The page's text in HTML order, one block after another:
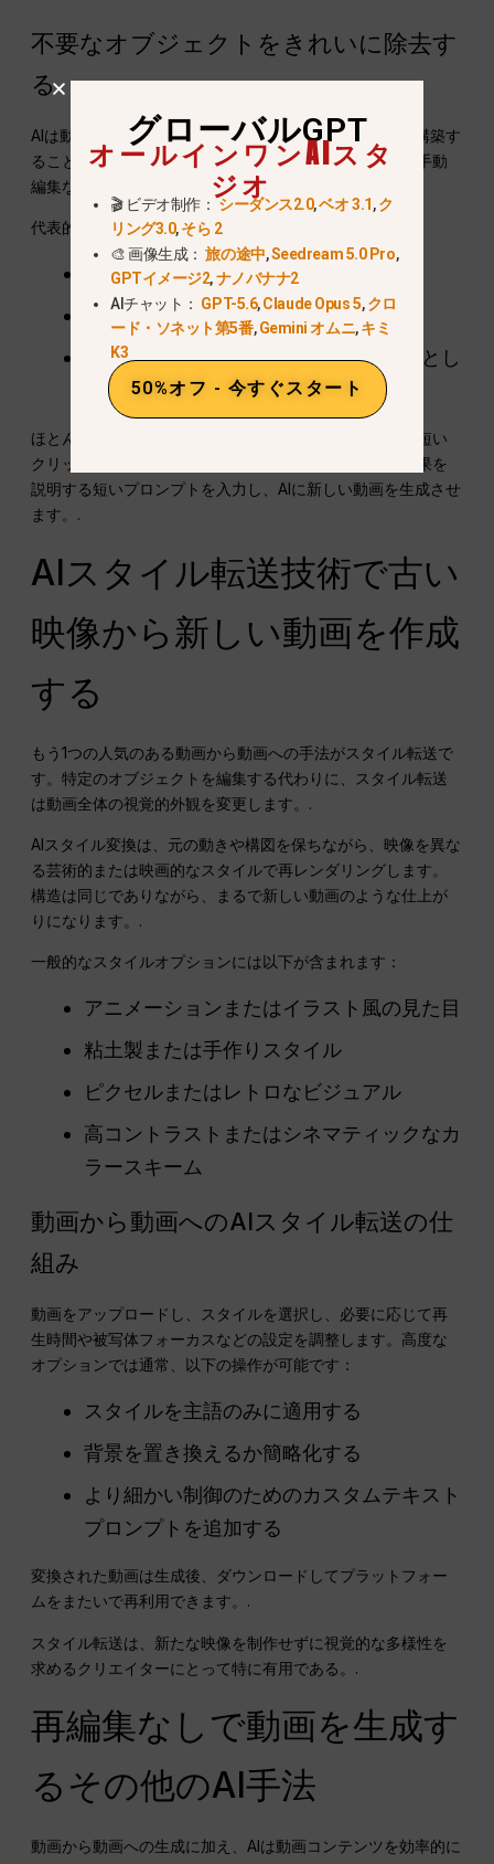
不要なオブジェクトをきれいに除去す
る
AIは動画から邪魔な要素を削除し、その背後の背景を再構築す
ることも可能です。これにより、再撮影や手間のかかる手動
編集なしに映像をきれいに整えることができます。.
代表的な使用例には以下が含まれます：
背景の雑音を除去する
フレーム内の偶発的な物体の修正
視覚的要素を簡素化し、よりすっきりとし
た外観を実現
ほとんどのツールでは、ワークフローはシンプルです：短い
クリップをアップロードし、編集する領域を選択し、結果を
説明する短いプロンプトを入力し、AIに新しい動画を生成させ
ます。.
AIスタイル転送技術で古い
映像から新しい動画を作成
する
もう1つの人気のある動画から動画への手法がスタイル転送で
す。特定のオブジェクトを編集する代わりに、スタイル転送
は動画全体の視覚的外観を変更します。.
AIスタイル変換は、元の動きや構図を保ちながら、映像を異な
る芸術的または映画的なスタイルで再レンダリングします。
構造は同じでありながら、まるで新しい動画のような仕上が
りになります。.
一般的なスタイルオプションには以下が含まれます：
アニメーションまたはイラスト風の見た目
粘土製または手作りスタイル
ピクセルまたはレトロなビジュアル
高コントラストまたはシネマティックなカ
ラースキーム
動画から動画へのAIスタイル転送の仕
組み
動画をアップロードし、スタイルを選択し、必要に応じて再
生時間や被写体フォーカスなどの設定を調整します。高度な
オプションでは通常、以下の操作が可能です：
スタイルを主語のみに適用する
背景を置き換えるか簡略化する
より細かい制御のためのカスタムテキスト
プロンプトを追加する
変換された動画は生成後、ダウンロードしてプラットフォー
ムをまたいで再利用できます。.
スタイル転送は、新たな映像を制作せずに視覚的な多様性を
求めるクリエイターにとって特に有用である。.
再編集なしで動画を生成す
るその他のAI手法
動画から動画への生成に加え、AIは動画コンテンツを効率的に
グローバルGPT
オールインワンAIスタ
ジオ
🎬 ビデオ制作：シーダンス2.0,ベオ 3.1,ク
リング3.0,そら 2
🎨 画像生成：旅の途中,Seedream 5.0 Pro,
GPTイメージ2,ナノバナナ2
AIチャット： GPT-5.6,Claude Opus 5,クロ
ード・ソネット第5番,Gemini オムニ,キミ
K3
50%オフ - 今すぐスタート